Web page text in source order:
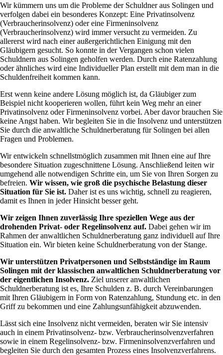
Wir kümmern uns um die Probleme der Schuldner aus Solingen und
verfolgen dabei ein besonderes Konzept: Eine Privatinsolvenz
(Verbraucherinsolvenz) oder eine Firmeninsolvenz
(Verbraucherinsolvenz) wird immer versucht zu vermeiden. Zu
allererst wird nach einer außergerichtlichen Einigung mit den
Gläubigern gesucht. So konnte in der Vergangen schon vielen
Schuldnern aus Solingen geholfen werden. Durch eine Ratenzahlung
oder ähnliches wird eine Individueller Plan erstellt mit dem man in die
Schuldenfreiheit kommen kann.
Erst wenn keine andere Lösung möglich ist, da Gläubiger zum
Beispiel nicht kooperieren wollen, führt kein Weg mehr an einer
Privatinsolvenz oder Firmeninsolvenz vorbei. Aber davor brauchen Sie
keine Angst haben. Wir begleiten Sie in die Insolvenz und unterstützen
Sie durch die anwaltliche Schuldnerberatung für Solingen bei allen
Fragen und Problemen.
Wir entwickeln schnellstmöglich zusammen mit Ihnen eine auf Ihre
besondere Situation zugeschnittene Lösung. Anschließend leiten wir
umgehend alle notwendigen Schritte ein, um Sie von Ihren Sorgen zu
befreien. Wir wissen, wie groß die psychische Belastung dieser
Situation für Sie ist. Daher ist es uns wichtig, schnell zu reagieren,
damit es Ihnen in jeder Hinsicht besser geht.
Wir zeigen Ihnen zuverlässig Ihre speziellen Wege aus der
drohenden Privat- oder Regelinsolvenz auf. Dabei gehen wir im
Rahmen der anwaltlichen Schuldnerberatung ganz individuell auf Ihre
Situation ein. Wir bieten keine Schuldnerberatung von der Stange.
Wir unterstützen Privatpersonen und Selbstständige im Raum
Solingen mit der klassischen anwaltlichen Schuldnerberatung vor
der eigentlichen Insolvenz. Ziel unserer anwaltlichen
Schuldnerberatung ist es, Ihre Schulden z. B. durch Vereinbarungen
mit Ihren Gläubigern in Form von Ratenzahlung, Stundung etc. in den
Griff zu bekommen und eine Zahlungsunfähigkeit abzuwenden.
Lässt sich eine Insolvenz nicht vermeiden, beraten wir Sie intensiv
auch in einem Privatinsolvenz- bzw. Verbraucherinsolvenzverfahren
sowie in einem Regelinsolvenz- bzw. Firmeninsolvenzverfahren und
begleiten Sie durch den gesamten Prozess eines Insolvenzverfahrens.